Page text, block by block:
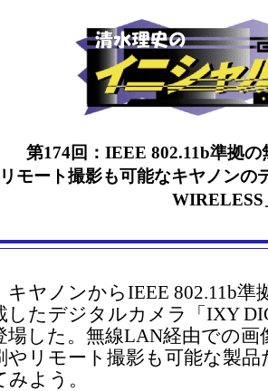
第174回：IEEE 802.11b準拠
リモート撮影も可能なキヤノン
WIRELESS
キヤノンからIEEE 802.11b準
したデジタルカメラ「IXY
場した。無線LAN経由での
やリモート撮影も可能な製
みよう。